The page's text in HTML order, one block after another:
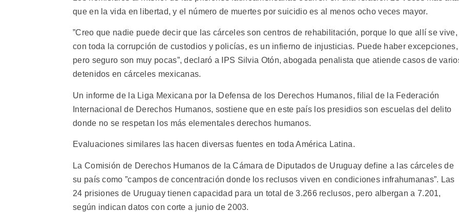
que en la vida en libertad, y el número de muertes por suicidio es al menos ocho veces mayor.
”Creo que nadie puede decir que las cárceles son centros de rehabilitación, porque lo que allí se vive,
con toda la corrupción de custodios y policías, es un infierno de injusticias. Puede haber excepciones,
pero seguro son muy pocas”, declaró a IPS Silvia Otón, abogada penalista que atiende casos de
detenidos en cárceles mexicanas.
Un informe de la Liga Mexicana por la Defensa de los Derechos Humanos, filial de la Federación
Internacional de Derechos Humanos, sostiene que en este país los presidios son escuelas del delito
donde no se respetan los más elementales derechos humanos.
Evaluaciones similares las hacen diversas fuentes en toda América Latina.
La Comisión de Derechos Humanos de la Cámara de Diputados de Uruguay define a las cárceles de
su país como ”campos de concentración donde los reclusos viven en condiciones infrahumanas”. Las
24 prisiones de Uruguay tienen capacidad para un total de 3.266 reclusos, pero albergan a 7.201,
según indican datos con corte a junio de 2003.